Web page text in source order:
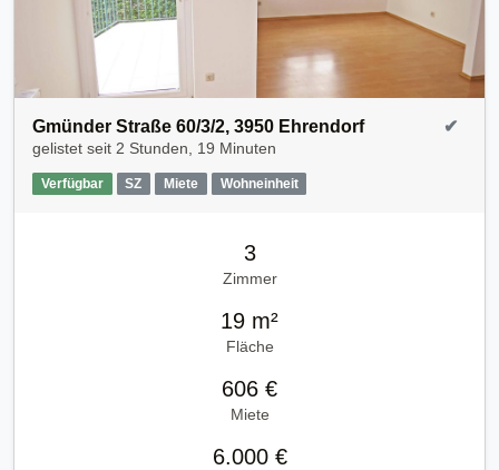
Gmünder Straße 60/3/2, 3950 Ehrendorf
gelistet seit 2 Stunden, 19 Minuten
Verfügbar SZ Miete Wohneinheit
✔
3
Zimmer
19 m²
Fläche
606 €
Miete
6.000 €